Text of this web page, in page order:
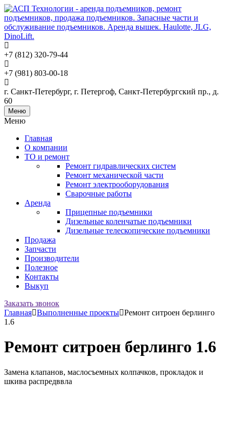
+7 (812) 320-79-44
+7 (981) 803-00-18
г. Санкт-Петербург, г. Петергоф, Санкт-Петербургский пр., д.
60
Меню
Меню
Главная
О компании
ТО и ремонт
Ремонт гидравлических систем
Ремонт механической части
Ремонт электрооборудования
Сварочные работы
Аренда
Прицепные подъемники
Дизельные коленчатые подъемники
Дизельные телескопические подъемники
Продажа
Запчасти
Производители
Полезное
Контакты
Выкуп
Заказать звонок
Главная Выполненные проекты Ремонт ситроен берлинго
1.6
Ремонт ситроен берлинго 1.6
Замена клапанов, маслосъемных колпачков, прокладок и
шкива распредввла